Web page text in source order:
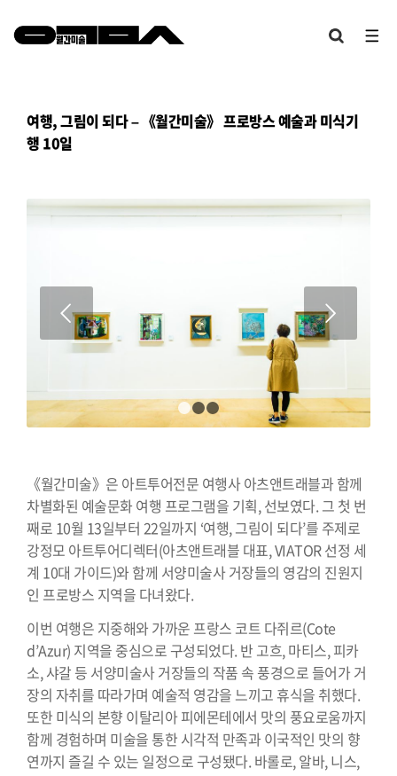
여행, 그림이 되다 – 《월간미술》 프로방스 예술과 미식기
행 10일
다음
1 2 3
《월간미술》은 아트투어전문 여행사 아츠앤트래블과 함께
차별화된 예술문화 여행 프로그램을 기획, 선보였다. 그 첫 번
째로 10월 13일부터 22일까지 ‘여행, 그림이 되다’를 주제로
강정모 아트투어디렉터(아츠앤트래블 대표, VIATOR 선정 세
계 10대 가이드)와 함께 서양미술사 거장들의 영감의 진원지
인 프로방스 지역을 다녀왔다.
이번 여행은 지중해와 가까운 프랑스 코트 다쥐르(Cote
d’Azur) 지역을 중심으로 구성되었다. 반 고흐, 마티스, 피카
소, 샤갈 등 서양미술사 거장들의 작품 속 풍경으로 들어가 거
장의 자취를 따라가며 예술적 영감을 느끼고 휴식을 취했다.
또한 미식의 본향 이탈리아 피에몬테에서 맛의 풍요로움까지
함께 경험하며 미술을 통한 시각적 만족과 이국적인 맛의 향
연까지 즐길 수 있는 일정으로 구성됐다. 바롤로, 알바, 니스,